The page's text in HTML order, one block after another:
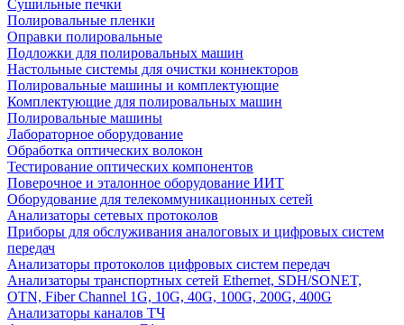
Сушильные печки
Полировальные пленки
Оправки полировальные
Подложки для полировальных машин
Настольные системы для очистки коннекторов
Полировальные машины и комплектующие
Комплектующие для полировальных машин
Полировальные машины
Лабораторное оборудование
Обработка оптических волокон
Тестирование оптических компонентов
Поверочное и эталонное оборудование ИИТ
Оборудование для телекоммуникационных сетей
Анализаторы сетевых протоколов
Приборы для обслуживания аналоговых и цифровых систем
передач
Анализаторы протоколов цифровых систем передач
Анализаторы транспортных сетей Ethernet, SDH/SONET,
OTN, Fiber Channel 1G, 10G, 40G, 100G, 200G, 400G
Анализаторы каналов ТЧ